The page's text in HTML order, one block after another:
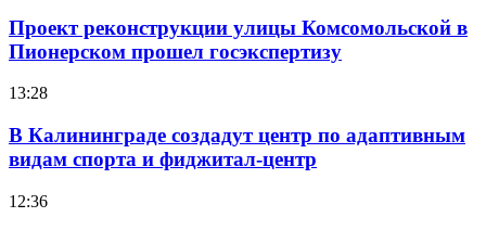
Проект реконструкции улицы Комсомольской в
Пионерском прошел госэкспертизу
13:28
В Калининграде создадут центр по адаптивным
видам спорта и фиджитал-центр
12:36